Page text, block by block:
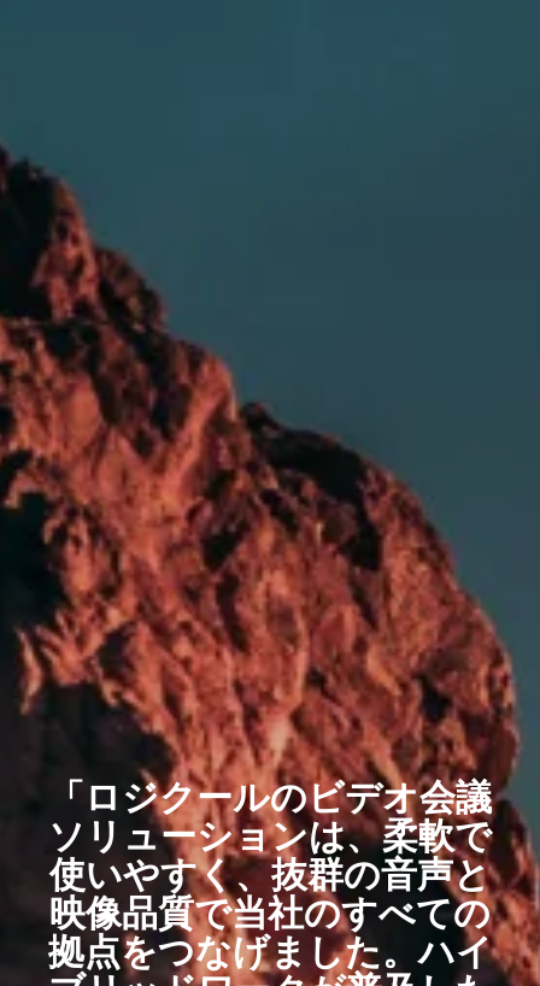
「ロジクールのビデオ会議
ソリューションは、柔軟で
使いやすく、抜群の音声と
映像品質で当社のすべての
拠点をつなげました。ハイ